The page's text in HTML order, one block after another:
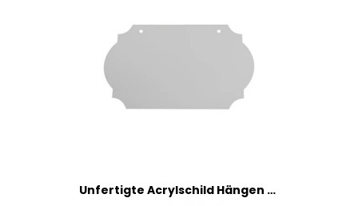
Unfertigte Acrylschild Hängen Mit 2 Löchern Rohlinge Klare Willkommenszeichen Für Pyrographie Malerei Schreiben Von Acryldekorative Unvollendete Leere Für Party